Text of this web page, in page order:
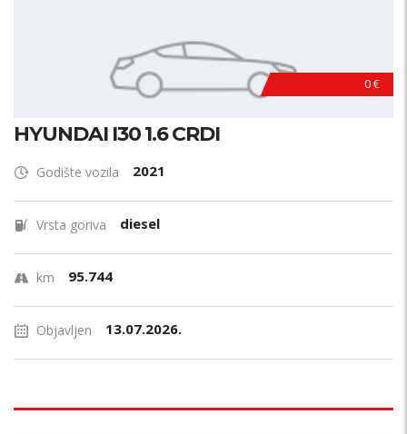
0 €
HYUNDAI I30 1.6 CRDI
Godište vozila 2021
Vrsta goriva diesel
km 95.744
Objavljen 13.07.2026.